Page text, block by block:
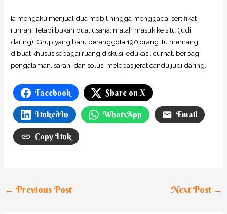
Ia mengaku menjual dua mobil hingga menggadai sertifikat
rumah. Tetapi bukan buat usaha, malah masuk ke situ (judi
daring). Grup yang baru beranggota 190 orang itu memang
dibuat khusus sebagai ruang diskusi, edukasi, curhat, berbagi
pengalaman, saran, dan solusi melepas jerat candu judi daring.
Facebook Share on X
LinkedIn WhatsApp Email
Copy Link
← Previous Post Next Post →